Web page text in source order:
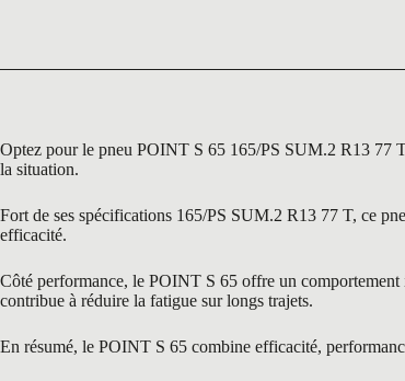
Optez pour le pneu POINT S 65 165/PS SUM.2 R13 77
la situation.
Fort de ses spécifications 165/PS SUM.2 R13 77 T, ce
efficacité.
Côté performance, le POINT S 65 offre un
contribue à réduire la fatigue sur longs trajets.
En résumé, le POINT S 65 combine efficacité,